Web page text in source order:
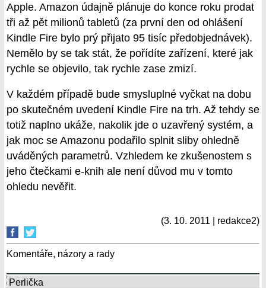
Apple. Amazon údajně plánuje do konce roku prodat
tři až pět milionů tabletů (za první den od ohlášení
Kindle Fire bylo prý přijato 95 tisíc předobjednávek).
Nemělo by se tak stát, že pořídíte zařízení, které jak
rychle se objevilo, tak rychle zase zmizí.
V každém případě bude smysluplné vyčkat na dobu
po skutečném uvedení Kindle Fire na trh. Až tehdy se
totiž naplno ukáže, nakolik jde o uzavřený systém, a
jak moc se Amazonu podařilo splnit sliby ohledně
uváděných parametrů. Vzhledem ke zkušenostem s
jeho čtečkami e-knih ale není důvod mu v tomto
ohledu nevěřit.
(3. 10. 2011 | redakce2)
Komentáře, názory a rady
Perlička